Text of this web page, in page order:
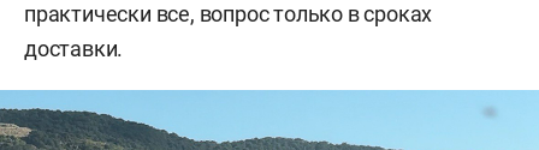
практически все, вопрос только в сроках
доставки.